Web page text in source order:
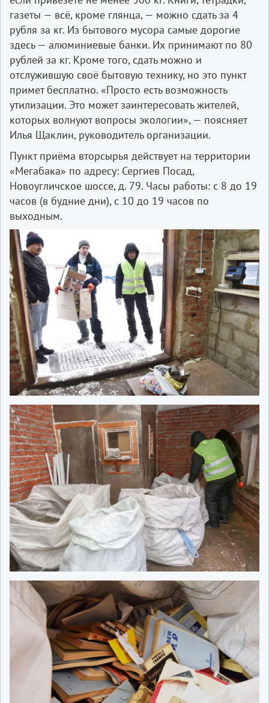
газеты — всё, кроме глянца, — можно сдать за 4
рубля за кг. Из бытового мусора самые дорогие
здесь — алюминиевые банки. Их принимают по 80
рублей за кг. Кроме того, сдать можно и
отслужившую своё бытовую технику, но это пункт
примет бесплатно. «Просто есть возможность
утилизации. Это может заинтересовать жителей,
которых волнуют вопросы экологии», — поясняет
Илья Щаклин, руководитель организации.
Пункт приёма вторсырья действует на территории
«Мегабака» по адресу: Сергиев Посад,
Новоугличское шоссе, д. 79. Часы работы: с 8 до 19
часов (в будние дни), с 10 до 19 часов по
выходным.